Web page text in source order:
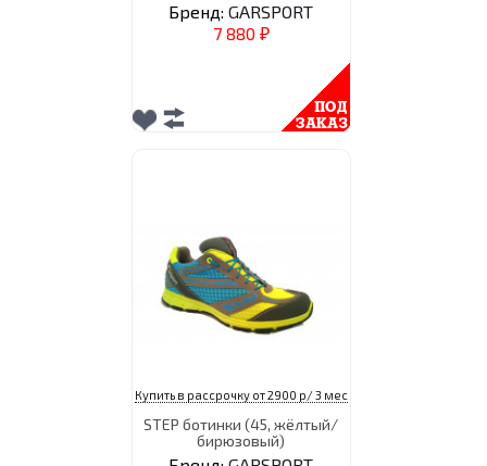
Бренд: GARSPORT
7 880 ₽
Купить в рассрочку от 2900 р/ 3 мес
STEP ботинки (45, жёлтый/
бирюзовый)